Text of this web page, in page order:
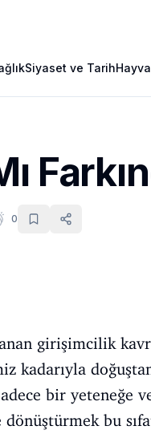
Siyaset ve Tarih
0
girişimcilik
kadarıyla
bir yeteneğe
bu